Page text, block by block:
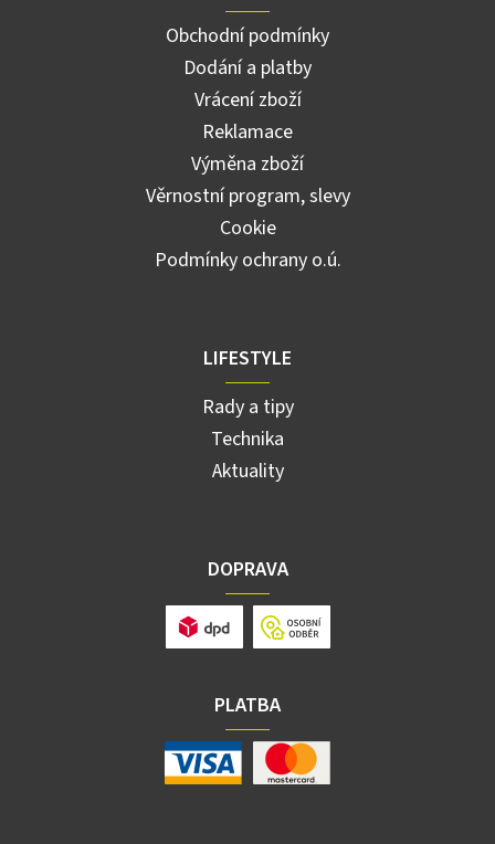
Obchodní podmínky
Dodání a platby
Vrácení zboží
Reklamace
Výměna zboží
Věrnostní program, slevy
Cookie
Podmínky ochrany o.ú.
LIFESTYLE
Rady a tipy
Technika
Aktuality
DOPRAVA
PLATBA